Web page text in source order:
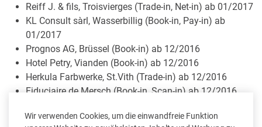
Wir verwenden Cookies, um die einwandfreie Funktion
Reiff J. & fils, Troisvierges (Trade-in, Net-in) ab 01/2017
KL Consult sàrl, Wasserbillig (Book-in, Pay-in) ab
01/2017
Prognos AG, Brüssel (Book-in) ab 12/2016
Hotel Petry, Vianden (Book-in) ab 12/2016
Herkula Farbwerke, St.Vith (Trade-in) ab 12/2016
Fiduciaire de Mersch (Book-in, Scan-in) ab 12/2016
in) ab 11/2016